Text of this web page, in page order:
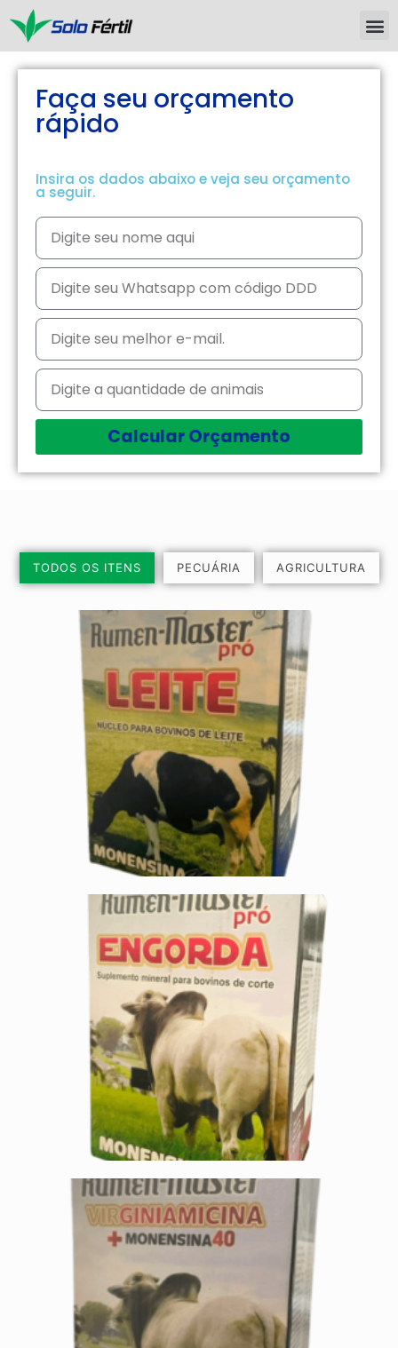
Faça seu orçamento
rápido
Insira os dados abaixo e veja seu orçamento
a seguir.
Calcular Orçamento
TODOS OS ITENS PECUÁRIA AGRICULTURA